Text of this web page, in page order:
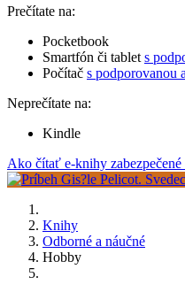
Prečítate na:
Pocketbook
Smartfón či tablet s
Počítač s podporovanou
Neprečítate na:
Kindle
Ako čítať e-knihy
Knihy
Odborné a náučné
Hobby